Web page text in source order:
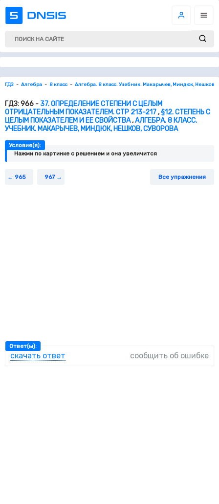
ГДЗ Алгебра 8 класс Алгебра. 8 класс. Учебник. Макарычев, Миндюк, Нешков,
ГДЗ: 966 - 37. ОПРЕДЕЛЕНИЕ СТЕПЕНИ С ЦЕЛЫМ
ОТРИЦАТЕЛЬНЫМ ПОКАЗАТЕЛЕМ. СТР 213-217,§12. СТЕПЕНЬ С
ЦЕЛЫМ ПОКАЗАТЕЛЕМ И ЕЕ СВОЙСТВА,АЛГЕБРА. 8 КЛАСС.
УЧЕБНИК. МАКАРЫЧЕВ, МИНДЮК, НЕШКОВ, СУВОРОВА
Условие(я):
Нажми по картинке c решением и она увеличится
965 967 Все упражнения
Ответ(ы):
скачать ответ сообщить об ошибке